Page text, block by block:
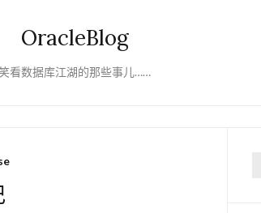
OracleBlog
看数据库江湖的那些事儿……